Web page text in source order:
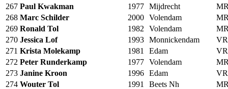
267 Paul Kwakman 1977 Mijdrecht
268 Marc Schilder 2000 Volendam
269 Ronald Tol 1982 Volendam
270 Jessica Lof 1993 Monnickendam
271 Krista Molekamp 1981 Edam
272 Peter Runderkamp 1977 Volendam
273 Janine Kroon 1996 Edam
274 Wouter Tol 1991 Beets Nh